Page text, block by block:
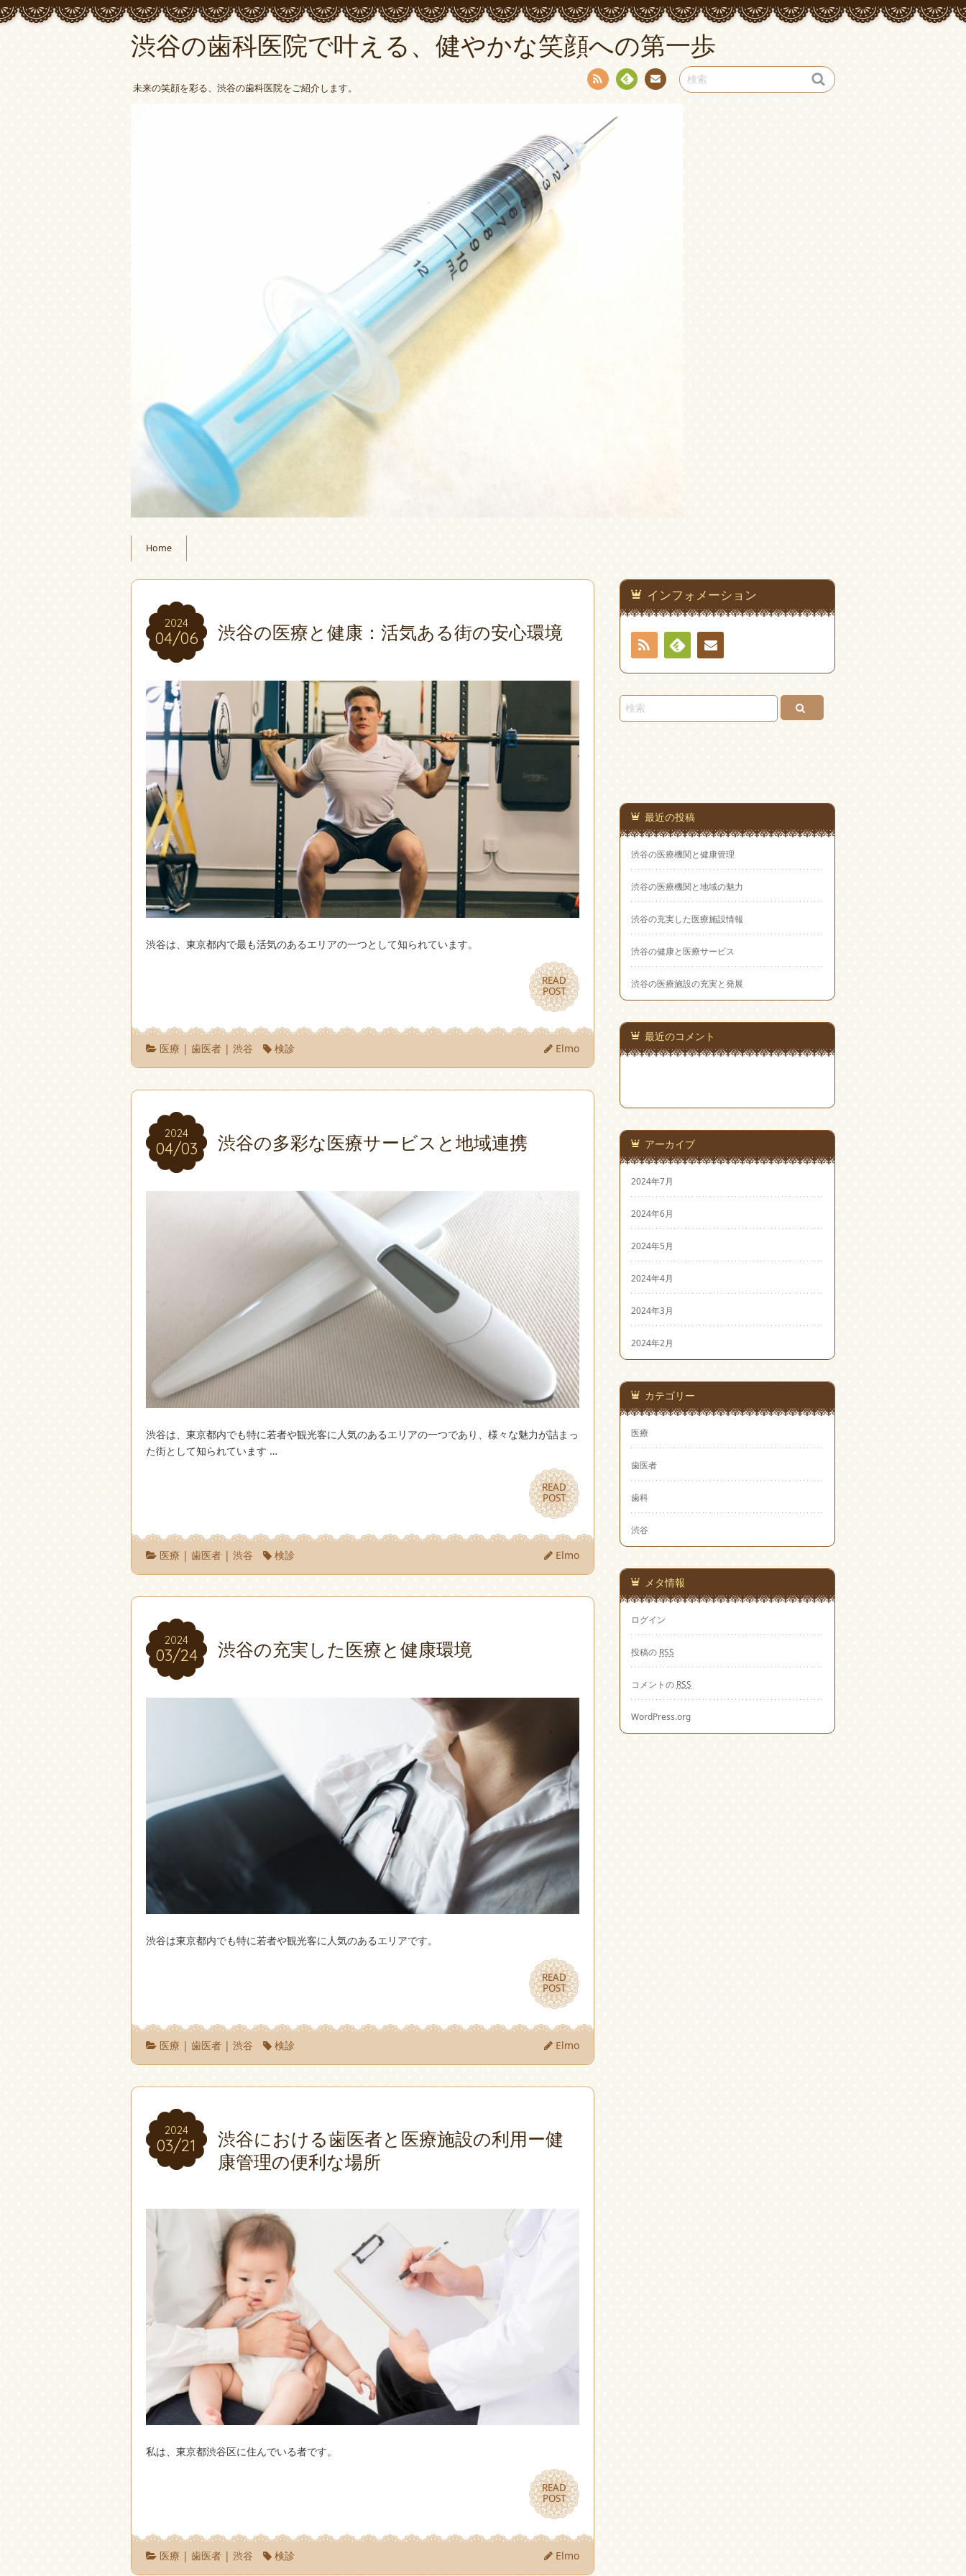
渋谷の歯科医院で叶える、健やかな笑顔への第一歩
未来の笑顔を彩る、渋谷の歯科医院をご紹介します。
dly
Home
2024
04/06
2024
04/06 渋谷の医療と健康：活気ある街の安心環境
渋谷は、東京都内で最も活気のあるエリアの一つとして知られています。
READ
POST
READ
POST
医療 |歯医者 |渋谷 検診 Elmo
2024
04/03
2024
04/03 渋谷の多彩な医療サービスと地域連携
渋谷は、東京都内でも特に若者や観光客に人気のあるエリアの一つであり、様々な魅力が詰まっ
た街として知られています …
READ
POST
READ
POST
医療 |歯医者 |渋谷 検診 Elmo
2024
03/24
2024
03/24 渋谷の充実した医療と健康環境
渋谷は東京都内でも特に若者や観光客に人気のあるエリアです。
READ
POST
READ
POST
医療 |歯医者 |渋谷 検診 Elmo
2024
03/21
2024
03/21
渋谷における歯医者と医療施設の利用ー健
康管理の便利な場所
私は、東京都渋谷区に住んでいる者です。
READ
POST
READ
POST
医療 |歯医者 |渋谷 検診 Elmo
インフォメーション
RSS
Feedlyお問
い合
わせ
最近の投稿
渋谷の医療機関と健康管理
渋谷の医療機関と地域の魅力
渋谷の充実した医療施設情報
渋谷の健康と医療サービス
渋谷の医療施設の充実と発展
最近のコメント
アーカイブ
2024年7月
2024年6月
2024年5月
2024年4月
2024年3月
2024年2月
カテゴリー
医療
歯医者
歯科
渋谷
メタ情報
ログイン
投稿の RSS
コメントの RSS
WordPress.org